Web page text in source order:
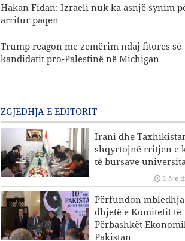
Hakan Fidan: Izraeli nuk ka asnjë synim
arritur paqen
Trump reagon me zemërim ndaj fitores së
kandidatit pro-Palestinë në Michigan
ZGJEDHJA E EDITORIT
Irani dhe
shqyrtojnë rritjen e
të bursave
1 Një
Përfundon
dhjetë e Komitetit të
Përbashkët
Pakistan